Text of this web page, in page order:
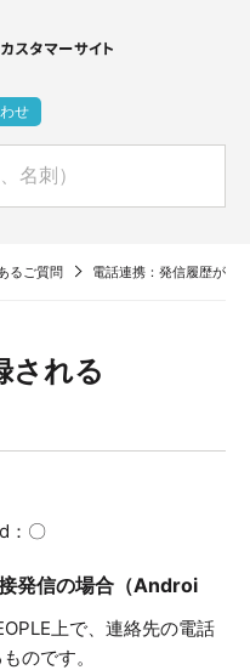
せ
るご質問 電話連携：発信履歴が2
される
：〇
発信の場合（Androi
上で、連絡先の電話
のです。